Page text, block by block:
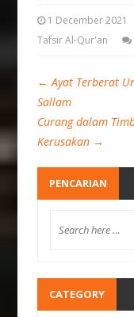
1 December 2021
Tafsir Al-Qur'an
← Ayat Terberat
Sallam
Curang dalam
Kerusakan →
PENCARIAN
CATEGORY